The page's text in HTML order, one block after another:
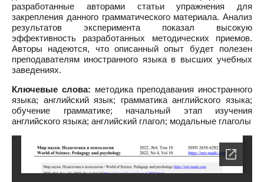
разработанные авторами статьи упражнения для
закрепления данного грамматического материала. Анализ
результатов эксперимента показал высокую
эффективность разработанных методических приемов.
Авторы надеются, что описанный опыт будет полезен
преподавателям иностранного языка в высших учебных
заведениях.
Ключевые слова: методика преподавания иностранного
языка; английский язык; грамматика английского языка;
обучение грамматике; начальный этап изучения
английского языка; английский глагол; модальные глаголы